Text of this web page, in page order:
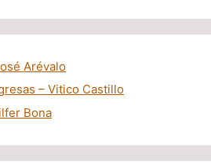
Arévalo
– Vitico Castillo
Bona